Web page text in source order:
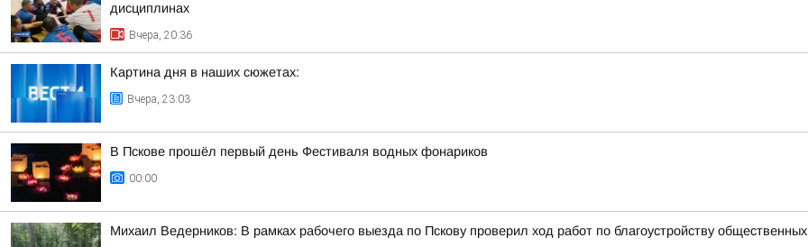
дисциплинах
Вчера, 20:36
Картина дня в наших сюжетах:
Вчера, 23:03
В Пскове прошёл первый день Фестиваля водных фонариков
00:00
Михаил Ведерников: В рамках рабочего выезда по Пскову проверил ход работ по благоустройству